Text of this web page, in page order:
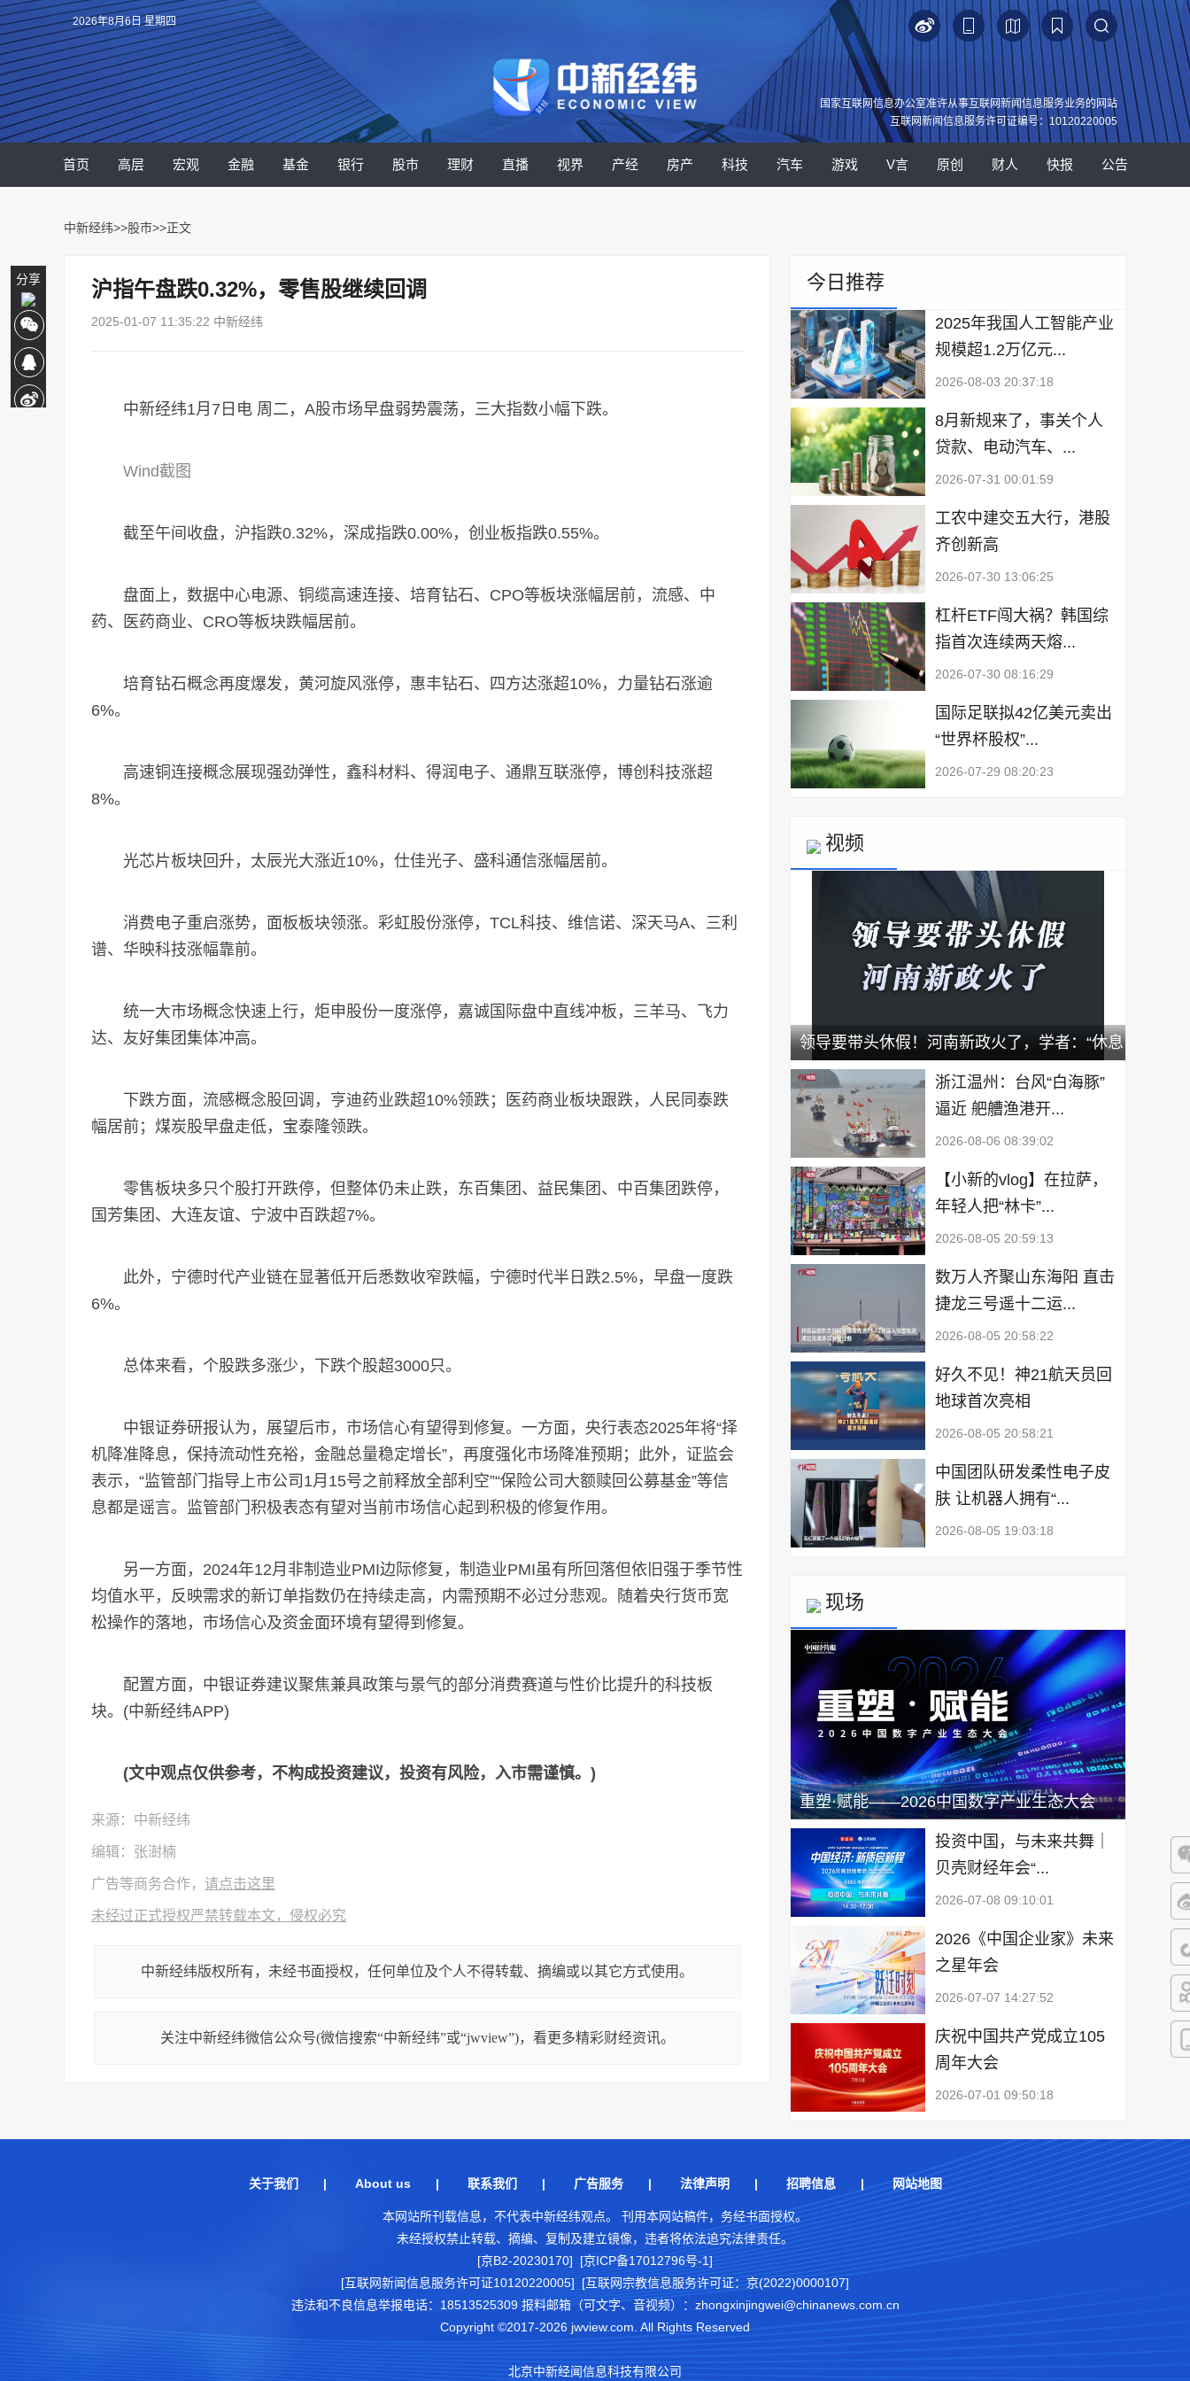
微
微
抖
快
分享
2026年8月6日 星期四
国家互联网信息办公室准许从事互联网新闻信息服务业务的网站
互联网新闻信息服务许可证编号：10120220005
首页 高层 宏观 金融 基金 银行 股市 理财 直播 视界 产经 房产 科技 汽车 游戏 V言 原创 财人 快报 公告
中新经纬>>股市>>正文
沪指午盘跌0.32%，零售股继续回调
2025-01-07 11:35:22 中新经纬
中新经纬1月7日电 周二，A股市场早盘弱势震荡，三大指数小幅下跌。
Wind截图
截至午间收盘，沪指跌0.32%，深成指跌0.00%，创业板指跌0.55%。
盘面上，数据中心电源、铜缆高速连接、培育钻石、CPO等板块涨幅居前，流感、中
药、医药商业、CRO等板块跌幅居前。
培育钻石概念再度爆发，黄河旋风涨停，惠丰钻石、四方达涨超10%，力量钻石涨逾
6%。
高速铜连接概念展现强劲弹性，鑫科材料、得润电子、通鼎互联涨停，博创科技涨超
8%。
光芯片板块回升，太辰光大涨近10%，仕佳光子、盛科通信涨幅居前。
消费电子重启涨势，面板板块领涨。彩虹股份涨停，TCL科技、维信诺、深天马A、三利
谱、华映科技涨幅靠前。
统一大市场概念快速上行，炬申股份一度涨停，嘉诚国际盘中直线冲板，三羊马、飞力
达、友好集团集体冲高。
下跌方面，流感概念股回调，亨迪药业跌超10%领跌；医药商业板块跟跌，人民同泰跌
幅居前；煤炭股早盘走低，宝泰隆领跌。
零售板块多只个股打开跌停，但整体仍未止跌，东百集团、益民集团、中百集团跌停，
国芳集团、大连友谊、宁波中百跌超7%。
此外，宁德时代产业链在显著低开后悉数收窄跌幅，宁德时代半日跌2.5%，早盘一度跌
6%。
总体来看，个股跌多涨少，下跌个股超3000只。
中银证券研报认为，展望后市，市场信心有望得到修复。一方面，央行表态2025年将“择
机降准降息，保持流动性充裕，金融总量稳定增长”，再度强化市场降准预期；此外，证监会
表示，“监管部门指导上市公司1月15号之前释放全部利空”“保险公司大额赎回公募基金”等信
息都是谣言。监管部门积极表态有望对当前市场信心起到积极的修复作用。
另一方面，2024年12月非制造业PMI边际修复，制造业PMI虽有所回落但依旧强于季节性
均值水平，反映需求的新订单指数仍在持续走高，内需预期不必过分悲观。随着央行货币宽
松操作的落地，市场信心及资金面环境有望得到修复。
配置方面，中银证券建议聚焦兼具政策与景气的部分消费赛道与性价比提升的科技板
块。(中新经纬APP)
(文中观点仅供参考，不构成投资建议，投资有风险，入市需谨慎。)
来源：中新经纬
编辑：张澍楠
广告等商务合作， 请点击这里
未经过正式授权严禁转载本文，侵权必究
中新经纬版权所有，未经书面授权，任何单位及个人不得转载、摘编或以其它方式使用。
关注中新经纬微信公众号(微信搜索“中新经纬”或“jwview”)，看更多精彩财经资讯。
今日推荐
2025年我国人工智能产业
规模超1.2万亿元...
2026-08-03 20:37:18
8月新规来了，事关个人
贷款、电动汽车、...
2026-07-31 00:01:59
工农中建交五大行，港股
齐创新高
2026-07-30 13:06:25
杠杆ETF闯大祸？韩国综
指首次连续两天熔...
2026-07-30 08:16:29
国际足联拟42亿美元卖出
“世界杯股权”...
2026-07-29 08:20:23
视频
领导要带头休假！河南新政火了，学者：“休息
不等于躺平”｜宅男财经浙江温州：台风“白海豚”
逼近 舥艚渔港开...
2026-08-06 08:39:02
【小新的vlog】在拉萨，
年轻人把“林卡”...
2026-08-05 20:59:13
数万人齐聚山东海阳 直击
捷龙三号遥十二运...
2026-08-05 20:58:22
好久不见！神21航天员回
地球首次亮相
2026-08-05 20:58:21
中国团队研发柔性电子皮
肤 让机器人拥有“...
2026-08-05 19:03:18
现场
重塑·赋能——2026中国数字产业生态大会
投资中国，与未来共舞｜
贝壳财经年会“...
2026-07-08 09:10:01
2026《中国企业家》未来
之星年会
2026-07-07 14:27:52
庆祝中国共产党成立105
周年大会
2026-07-01 09:50:18
关于我们 | About us| 联系我们 | 广告服务| 法律声明 | 招聘信息 | 网站地图
本网站所刊载信息，不代表中新经纬观点。 刊用本网站稿件，务经书面授权。
未经授权禁止转载、摘编、复制及建立镜像，违者将依法追究法律责任。
[京B2-20230170] [京ICP备17012796号-1]
[互联网新闻信息服务许可证10120220005]
[互联网宗教信息服务许可证：京(2022)0000107]
违法和不良信息举报电话：18513525309 报料邮箱（可文字、音视频）：zhongxinjingwei@chinanews.com.cn
Copyright ©2017-2026 jwview.com. All Rights Reserved
北京中新经闻信息科技有限公司